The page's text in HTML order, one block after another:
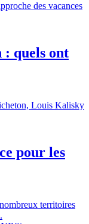
des vacances
: quels ont
Louis Kalisky
pour les
territoires